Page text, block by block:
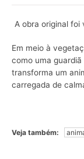
A obra original foi
Em meio à
como uma
transforma um
carregada de
Veja também: